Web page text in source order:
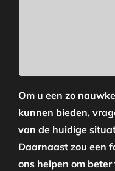
Om u een zo
kunnen bieden,
van de huidige
Daarnaast zou een
ons helpen om